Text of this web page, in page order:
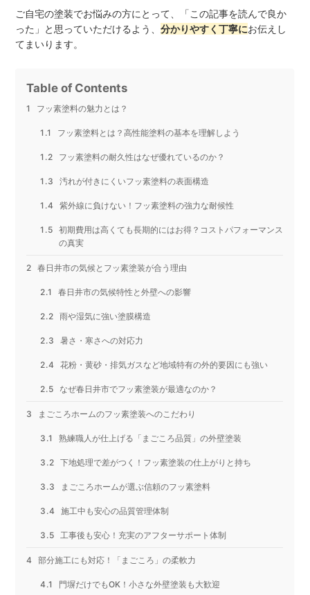
ご自宅の塗装でお悩みの方にとって、「この記事を読んで良か
った」と思っていただけるよう、分かりやすく丁寧にお伝えし
てまいります。
Table of Contents
フッ素塗料の魅力とは？
フッ素塗料とは？高性能塗料の基本を理解しよう
フッ素塗料の耐久性はなぜ優れているのか？
汚れが付きにくいフッ素塗料の表面構造
紫外線に負けない！フッ素塗料の強力な耐候性
初期費用は高くても長期的にはお得？コストパフォーマンス
の真実
春日井市の気候とフッ素塗装が合う理由
春日井市の気候特性と外壁への影響
雨や湿気に強い塗膜構造
暑さ・寒さへの対応力
花粉・黄砂・排気ガスなど地域特有の外的要因にも強い
なぜ春日井市でフッ素塗装が最適なのか？
まごころホームのフッ素塗装へのこだわり
熟練職人が仕上げる「まごころ品質」の外壁塗装
下地処理で差がつく！フッ素塗装の仕上がりと持ち
まごころホームが選ぶ信頼のフッ素塗料
施工中も安心の品質管理体制
工事後も安心！充実のアフターサポート体制
部分施工にも対応！「まごころ」の柔軟力
門塀だけでもOK！小さな外壁塗装も大歓迎